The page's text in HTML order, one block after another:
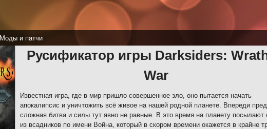
Моды и патчи
Русификатор игры Darksiders:
War
Известная игра, где в мир пришло совершенное зло, оно пытается начать
апокалипсис и уничтожить всё живое на нашей родной планете. Впереди
сложная битва и силы тут явно не равные. В это время на планету посылают
из всадников по имени Война, который в скором времени окажется в крайне